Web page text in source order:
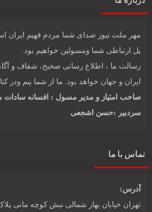
مهر ملت نیوز صدای شما مردم فهیم ایران
پل ارتباطی شما ومسولین خواهیم بود.
رسالت ما ، اطلاع رسانی صحیح، شفاف و
ایران و جهان خواهد بود. ما از شما ییم ودر
صاحب امتیاز و مدیر مسول : افسانه سادات
سردبیر :حسن اشجعی
تماس با ما
آدرس:
تهران خیابان بهار شمالی نبش کوچه مانی پلاک ۷۴ واحد